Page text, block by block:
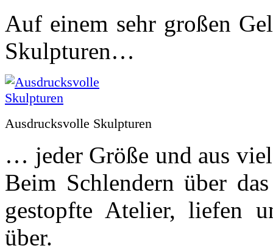
Auf einem sehr großen
Skulpturen…
Ausdrucksvolle Skulpturen
… jeder Größe und aus
Beim Schlendern über
gestopfte Atelier, liefen
über.